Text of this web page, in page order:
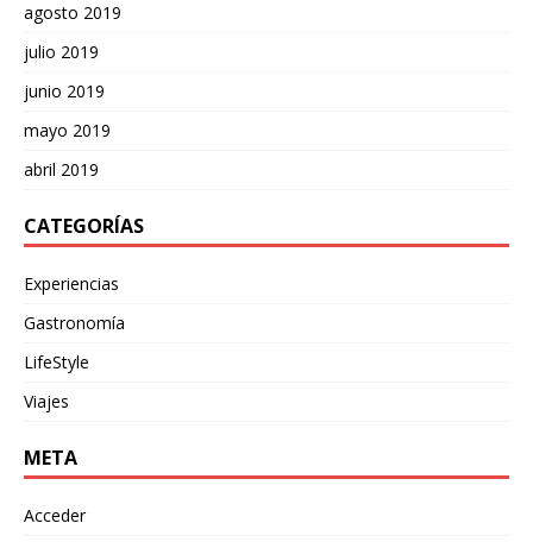
agosto 2019
julio 2019
junio 2019
mayo 2019
abril 2019
CATEGORÍAS
Experiencias
Gastronomía
LifeStyle
Viajes
META
Acceder